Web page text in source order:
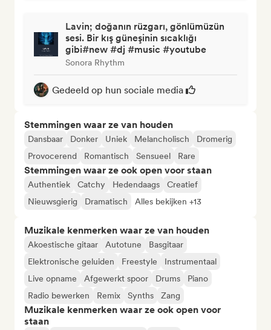
Lavin; doğanın rüzgarı, gönlümüzün
sesi. Bir kış güneşinin sıcaklığı
gibi#new #dj #music #youtube
Sonora Rhythm
Gedeeld op hun sociale media
Stemmingen waar ze van houden
Dansbaar Donker Uniek Melancholisch
Dromerig
Provocerend
Romantisch Sensueel Rare
Stemmingen waar ze ook open voor staan
Authentiek Catchy Hedendaags
Creatief
Nieuwsgierig
Dramatisch Alles bekijken +13
Muzikale kenmerken waar ze van houden
Akoestische gitaar Autotune
Basgitaar
Elektronische geluiden
Freestyle
Instrumentaal
Live opname
Afgewerkt spoor Drums
Piano
Radio bewerken
Remix Synths Zang
Muzikale kenmerken waar ze ook open voor
staan